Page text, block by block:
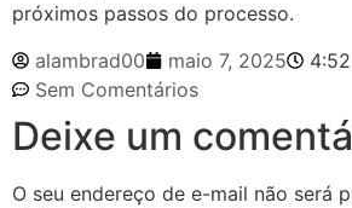
próximos passos do processo.
alambrad00
maio 7, 2025
Sem Comentários
Deixe um
O seu endereço de e-mail não será